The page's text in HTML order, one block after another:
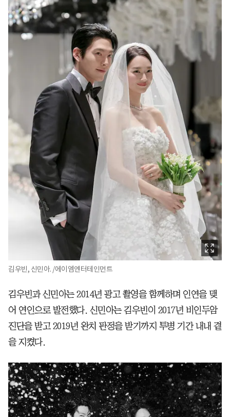
김우빈, 신민아. /에이엠엔터테인먼트
김우빈과 신민아는 2014년 광고 촬영을 함께하며 인연을 맺
어 연인으로 발전했다. 신민아는 김우빈이 2017년 비인두암
진단을 받고 2019년 완치 판정을 받기까지 투병 기간 내내 곁
을 지켰다.